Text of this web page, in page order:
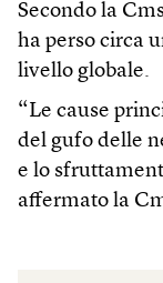
Secondo la
ha perso circa
livello globale.
“Le cause
del gufo delle
e lo
affermato la